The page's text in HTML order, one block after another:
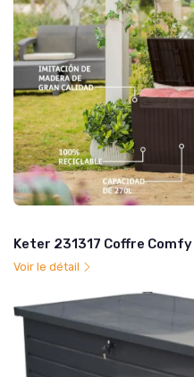
Keter 231317 Coffre
Voir le détail